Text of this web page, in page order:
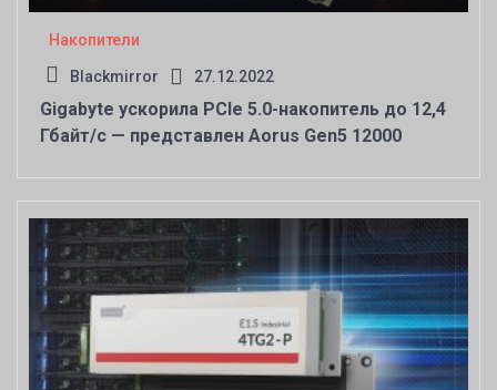
Накопители
Blackmirror 27.12.2022
Gigabyte ускорила PCIe 5.0-накопитель до 12,4
Гбайт/с — представлен Aorus Gen5 12000